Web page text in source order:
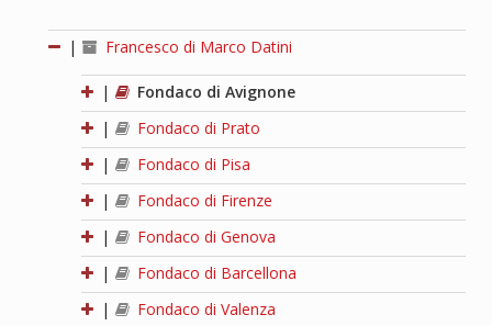
| Francesco di Marco Datini
|
Fondaco di Avignone
|
Fondaco di Prato
|
Fondaco di Pisa
|
Fondaco di Firenze
|
Fondaco di Genova
|
Fondaco di Barcellona
|
Fondaco di Valenza